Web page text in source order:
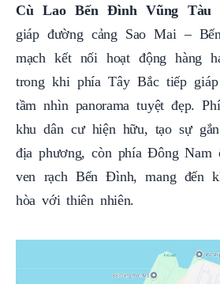
Cù Lao Bến Đình Vũng Tàu
giáp đường cảng Sao Mai –
mạch kết nối hoạt động hàng
trong khi phía Tây Bắc tiếp
tầm nhìn panorama tuyệt đẹp.
khu dân cư hiện hữu, tạo sự
địa phương, còn phía Đông Nam
ven rạch Bến Đình, mang đến
hòa với thiên nhiên.